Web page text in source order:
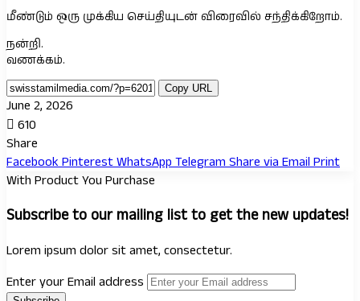
மீண்டும் ஒரு முக்கிய செய்தியுடன் விரைவில் சந்திக்கிறோம்.
நன்றி.
வணக்கம்.
Copy URL
June 2, 2026
610
Share
FacebookPinterestWhatsAppTelegramShare via EmailPrint
With Product You Purchase
Subscribe to our mailing list to get the new updates!
Lorem ipsum dolor sit amet, consectetur.
Enter your Email address